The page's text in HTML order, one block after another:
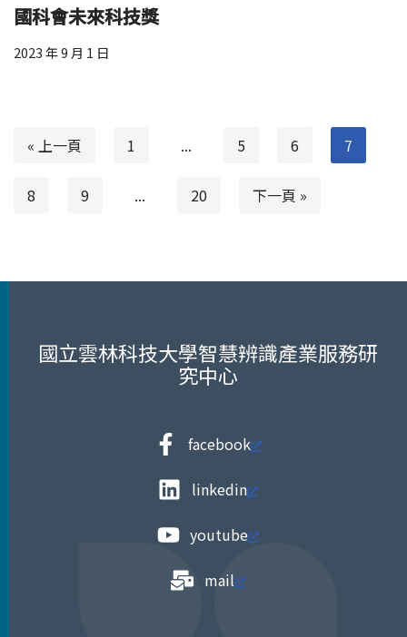
國科會未來科技獎
2023 年 9 月 1 日
« 上一頁 1 ... 5 6 7
8 9 ... 20 下一頁 »
國立雲林科技大學智慧辨識產業服務研
究中心
facebook
linkedin
youtube
mail